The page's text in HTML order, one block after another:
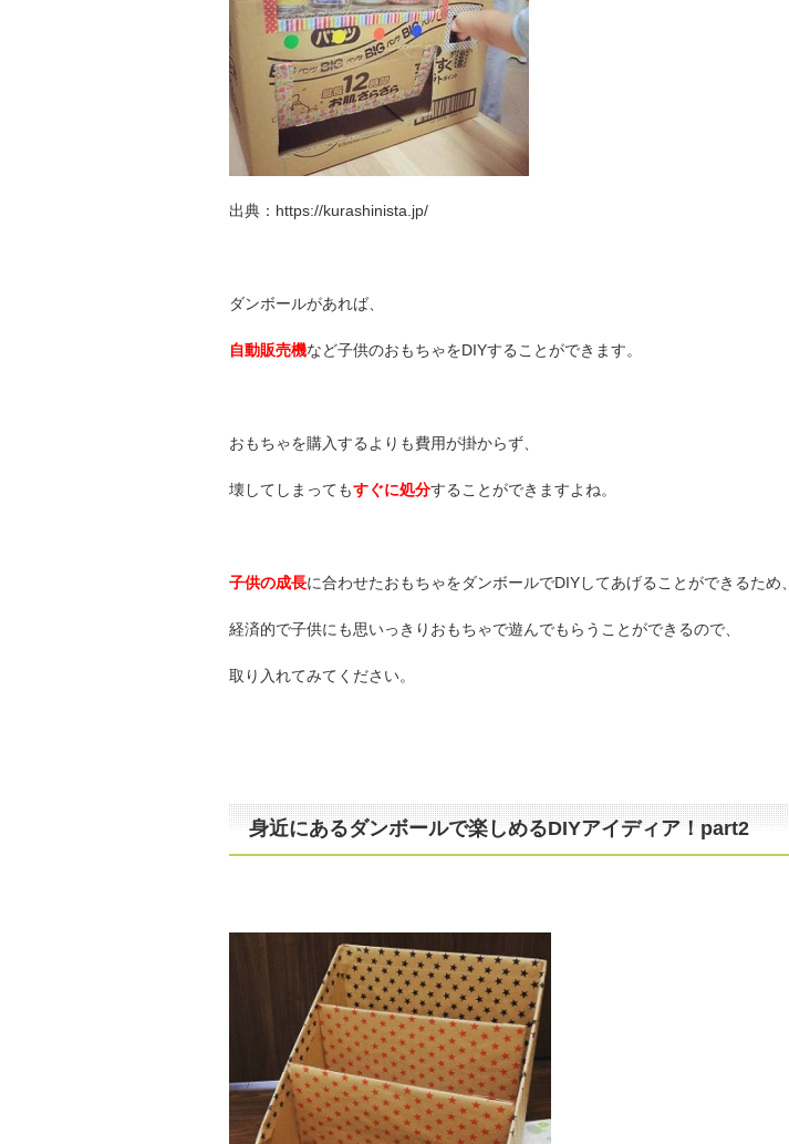
出典：https://kurashinista.jp/
ダンボールがあれば、
自動販売機など子供のおもちゃをDIYすることができます。
おもちゃを購入するよりも費用が掛からず、
壊してしまってもすぐに処分することができますよね。
子供の成長に合わせたおもちゃをダンボールでDIYしてあげることができるため、
経済的で子供にも思いっきりおもちゃで遊んでもらうことができるので、
取り入れてみてください。
身近にあるダンボールで楽しめるDIYアイディア！part2